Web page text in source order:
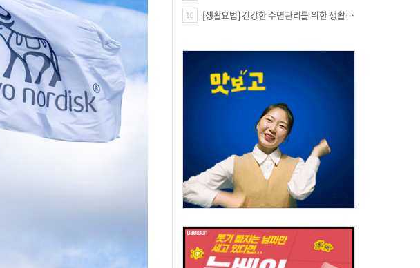
10 [생활요법] 건강한 수면관리를 위한 생활요법